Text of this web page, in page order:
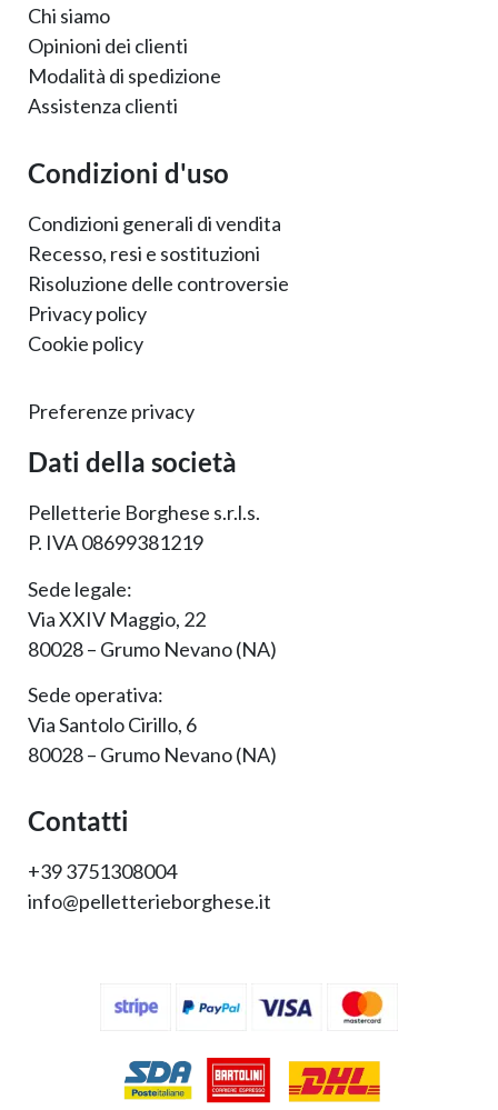
Chi siamo
Opinioni dei clienti
Modalità di spedizione
Assistenza clienti
Condizioni d'uso
Condizioni generali di vendita
Recesso, resi e sostituzioni
Risoluzione delle controversie
Privacy policy
Cookie policy
Preferenze privacy
Dati della società
Pelletterie Borghese s.r.l.s.
P. IVA 08699381219
Sede legale:
Via XXIV Maggio, 22
80028 – Grumo Nevano (NA)
Sede operativa:
Via Santolo Cirillo, 6
80028 – Grumo Nevano (NA)
Contatti
+39 3751308004
info@pelletterieborghese.it